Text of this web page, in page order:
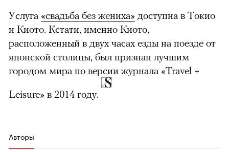
Услуга «свадьба без жениха» доступна в Токио
и Киото. Кстати, именно Киото,
расположенный в двух часах езды на поезде от
японской столицы, был признан лучшим
городом мира по версии журнала «Travel +
Leisure» в 2014 году.
Авторы